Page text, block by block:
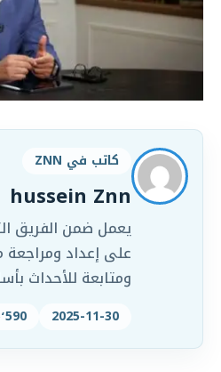
كاتب في ZNN
hussein Znn
على إعداد ومراجعة
ومتابعة للأحداث
2025-11-30 5٬590